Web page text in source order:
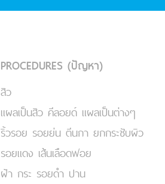
PROCEDURES (ปัญหา)
สิว
แผลเป็นสิว คีลอยด์ แผลเป็นต่างๆ
ริ้วรอย รอยย่น ตีนกา ยกกระชับผิว
รอยแดง เส้นเลือดฟอย
ฝ้า กระ รอยดำ ปาน